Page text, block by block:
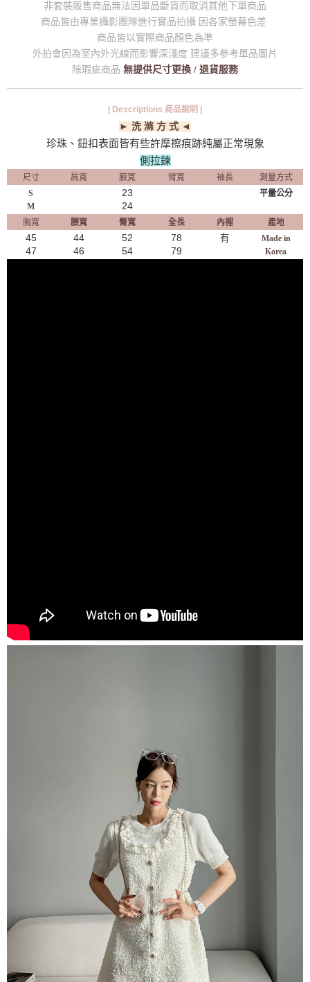
非套裝販售商品無法因單品斷貨而取消其他下單商品
商品皆由專業攝影團隊進行實品拍攝 因各家螢幕色差
商品皆以實際商品顏色為準
外拍會因為室內外光線而影響深淺度 建議多參考單品圖片
除瑕疵商品 無提供尺寸更換 / 退貨服務
| Descriptions 商品說明 |
► 洗 滌 方 式 ◄
珍珠、鈕扣表面皆有些許摩擦痕跡純屬正常現象
側拉鍊
尺寸 肩寬 腋寬 臂寬 袖長
測量方式
S
M
23
24
平量公分
胸寬 腰寬 臀寬 全長 內裡 產地
45
47
44
46
52
54
78
79
有
Made in
Korea